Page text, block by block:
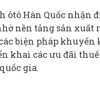
ôtô Hàn Quốc nhận
nền tảng sản
biện pháp
khai các ưu đãi
gia.